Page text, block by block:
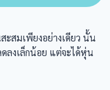
สมเพียงอย่างเดียว นั้น
ลงเล็กน้อย แต่จะได้หุ่น